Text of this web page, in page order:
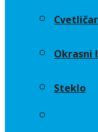
Okrasni
Steklo